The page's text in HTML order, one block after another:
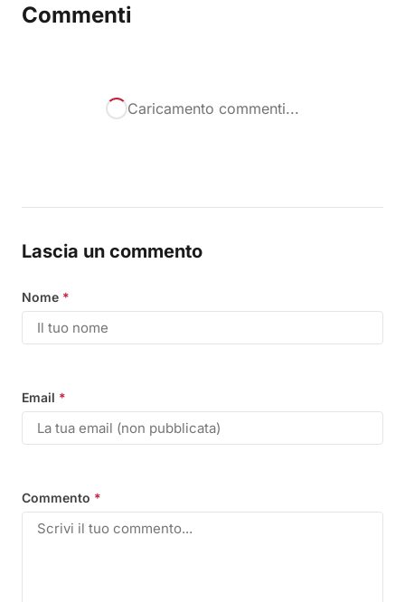
Commenti
Caricamento commenti...
Lascia un commento
Nome *
Email *
Commento *